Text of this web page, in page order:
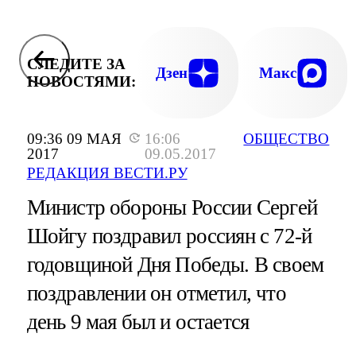
09:36 09 МАЯ
2017
16:06
09.05.2017
РЕДАКЦИЯ ВЕСТИ.РУ
ОБЩЕСТВО
СЛЕДИТЕ ЗА
НОВОСТЯМИ:
Дзен Макс
Министр обороны России Сергей
Шойгу поздравил россиян с 72-й
годовщиной Дня Победы. В своем
поздравлении он отметил, что
день 9 мая был и остается